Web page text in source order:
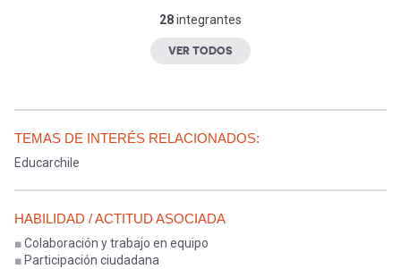
VER TODOS
28integrantes
TEMAS DE INTERÉS RELACIONADOS:
Educarchile
HABILIDAD / ACTITUD ASOCIADA
Colaboración y trabajo en equipo
Participación ciudadana